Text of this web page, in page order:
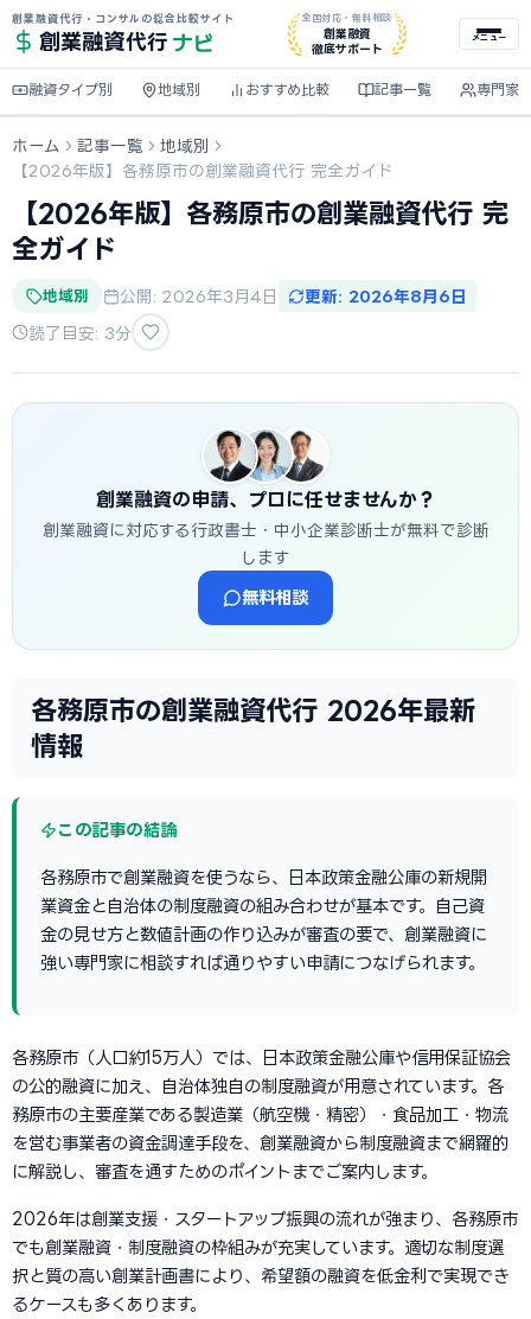
創業融資代行・コンサルの総合比較サイト
創業融資代行 ナビ
全国対応・無料相談
創業融資
徹底サポート
メニュー
融資タイプ別 地域別 おすすめ比較 記事一覧 専門家
ホーム 記事一覧
地域別
【2026年版】各務原市の創業融資代行 完全ガイド
【2026年版】各務原市の創業融資代行 完
全ガイド
地域別 公開: 2026年3月4日 更新: 2026年8月6日
読了目安: 3分
創業融資の申請、プロに任せませんか？
創業融資に対応する行政書士・中小企業診断士が無料で診断
します
無料相談
各務原市の創業融資代行 2026年最新
情報
この記事の結論
各務原市で創業融資を使うなら、日本政策金融公庫の新規開
業資金と自治体の制度融資の組み合わせが基本です。自己資
金の見せ方と数値計画の作り込みが審査の要で、創業融資に
強い専門家に相談すれば通りやすい申請につなげられます。
各務原市（人口約15万人）では、日本政策金融公庫や信用保証協会
の公的融資に加え、自治体独自の制度融資が用意されています。各
務原市の主要産業である製造業（航空機・精密）・食品加工・物流
を営む事業者の資金調達手段を、創業融資から制度融資まで網羅的
に解説し、審査を通すためのポイントまでご案内します。
2026年は創業支援・スタートアップ振興の流れが強まり、各務原市
でも創業融資・制度融資の枠組みが充実しています。適切な制度選
択と質の高い創業計画書により、希望額の融資を低金利で実現でき
るケースも多くあります。